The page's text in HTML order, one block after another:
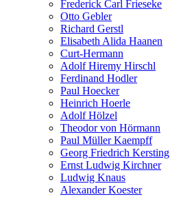
Frederick Carl Frieseke
Otto Gebler
Richard Gerstl
Elisabeth Alida Haanen
Curt-Hermann
Adolf Hiremy Hirschl
Ferdinand Hodler
Paul Hoecker
Heinrich Hoerle
Adolf Hölzel
Theodor von Hörmann
Paul Müller Kaempff
Georg Friedrich Kersting
Ernst Ludwig Kirchner
Ludwig Knaus
Alexander Koester